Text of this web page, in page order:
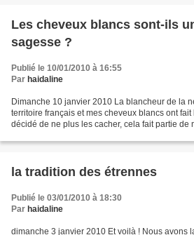
Les cheveux blancs sont-ils
sagesse ?
Publié le 10/01/2010 à 16:55
Par haidaline
Dimanche 10 janvier 2010 La blancheur de la
territoire français et mes cheveux blancs ont
décidé de ne plus les cacher, cela fait partie de
la tradition des étrennes
Publié le 03/01/2010 à 18:30
Par haidaline
dimanche 3 janvier 2010 Et voilà ! Nous avons